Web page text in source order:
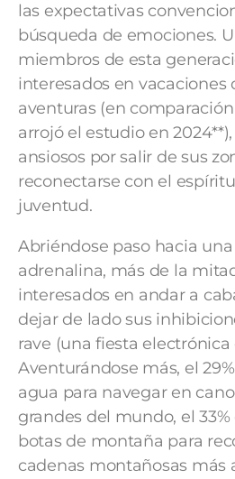
las expectativas
búsqueda de emociones.
miembros de esta
interesados en vacaciones
aventuras (en
arrojó el estudio en 2024**),
ansiosos por salir de sus
reconectarse con el
juventud.
Abriéndose paso hacia
adrenalina, más de la
interesados en andar a
dejar de lado sus
rave (una fiesta electrónica
Aventurándose más, el
agua para navegar en
grandes del mundo, el 33%
botas de montaña para
cadenas montañosas más